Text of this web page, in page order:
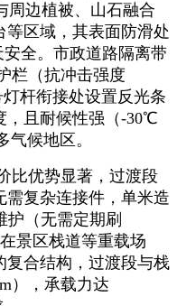
周边植被、山石融合
等区域，其表面防滑处
安全。市政道路隔离带
栏（抗冲击强度
杆衔接处设置反光条
，且耐候性强（-30℃
候地区。
比优势显著，过渡段
复杂连接件，单米造
护（无需定期刷
景区栈道等重载场
复合结构，过渡段与栈
），承载力达